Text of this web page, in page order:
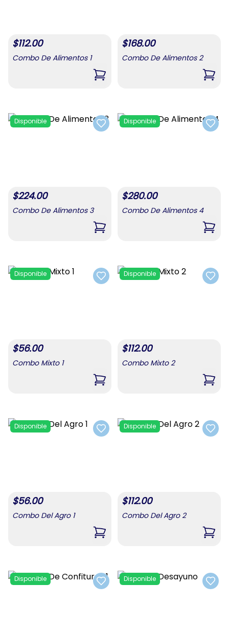
$112.00
Combo De Alimentos 1
,Combo De Alimentos 1
$168.00
Combo De Alimentos 2
,
Add to favorites
Disponible
$224.00
Combo De Alimentos 3
,Combo De Alimentos 3
Add
Disponible
$280.00
Combo De Alimentos 4
,
Add to favorites
Disponible
$56.00
Combo Mixto 1
,Combo Mixto 1
Add
Disponible
$112.00
Combo Mixto 2
,
Add to favorites
Disponible
$56.00
Combo Del Agro 1
,Combo Del Agro 1
Add
Disponible
$112.00
Combo Del Agro 2
,
Add to favorites
Disponible
Add
Disponible